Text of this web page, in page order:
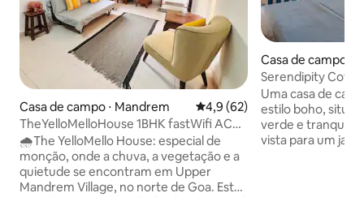
Casa de campo ⋅ Mandrem 4,9 de uma avaliação média
4,9 (62)
TheYelloMelloHouse 1BHK fastWifi AC
Petfriendly
🌧️The YelloMello House: especial de
monção, onde a chuva, a vegetação e a
quietude se encontram em Upper
Mandrem Village, no norte de Goa. Este
Casa de campo ⋅
Serendipity
tranquila em
Uma casa de
estilo boho,
verde e tranquilo
vista para um